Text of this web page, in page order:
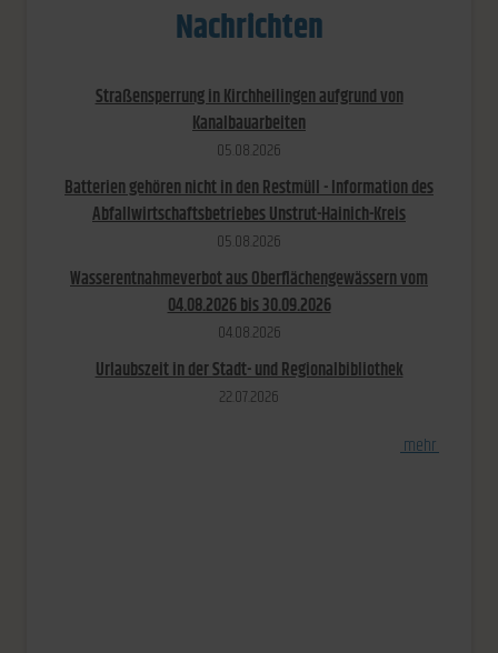
Nachrichten
Straßensperrung in Kirchheilingen aufgrund von
Kanalbauarbeiten
05.​08.​2026
Batterien gehören nicht in den Restmüll - Information des
Abfallwirtschaftsbetriebes Unstrut-Hainich-Kreis
05.​08.​2026
Wasserentnahmeverbot aus Oberflächengewässern vom
04.08.2026 bis 30.09.2026
04.​08.​2026
Urlaubszeit in der Stadt- und Regionalbibliothek
22.​07.​2026
mehr